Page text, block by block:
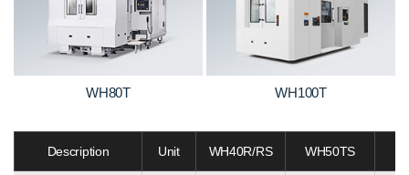
WH80T WH100T
Description Unit WH40R/RS WH50TS